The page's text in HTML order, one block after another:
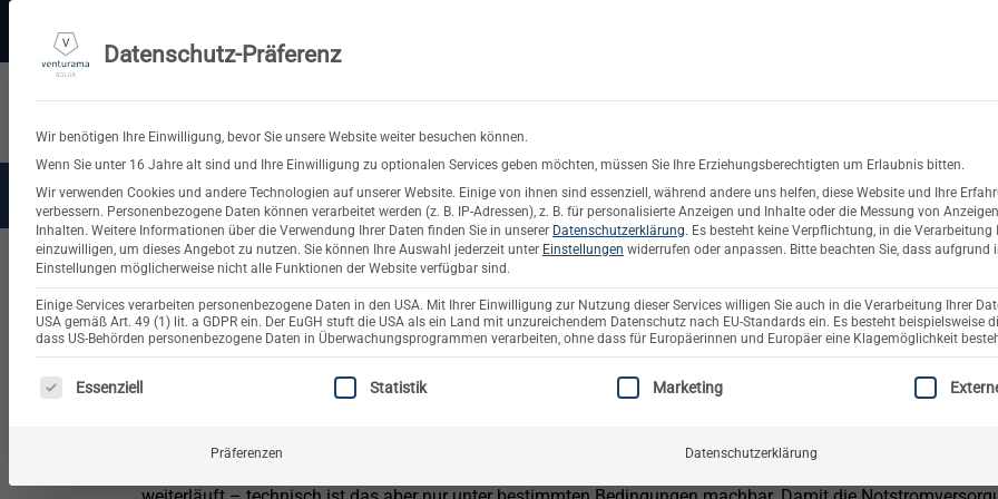
springen
PV-3D-Planungstool
Suchen
Solaranlagen Balkonkraftwerke Solarzaun & Fassade Unterkonstruktion
Notstromversorgung mit Photovoltaik – was
Datenschutz-Präferenz
Wir benötigen Ihre Einwilligung, bevor Sie unsere Website weiter besuchen können.
Wenn Sie unter 16 Jahre alt sind und Ihre Einwilligung zu optionalen Services geben möchten, müssen Sie Ihre Erziehungsberechtigten um Erlaubnis bitten.
Wir verwenden Cookies und andere Technologien auf unserer Website. Einige von ihnen sind essenziell, während andere uns helfen, diese Website und Ihre
verbessern. Personenbezogene Daten können verarbeitet werden (z. B. IP-Adressen), z. B. für personalisierte Anzeigen und Inhalte oder die Messung von
Inhalten. Weitere Informationen über die Verwendung Ihrer Daten finden Sie in unserer Datenschutzerklärung. Es besteht keine Verpflichtung, in die Verarbeitung
einzuwilligen, um dieses Angebot zu nutzen. Sie können Ihre Auswahl jederzeit unter Einstellungen widerrufen oder anpassen. Bitte beachten Sie, dass aufgrund
Einstellungen möglicherweise nicht alle Funktionen der Website verfügbar sind.
Einige Services verarbeiten personenbezogene Daten in den USA. Mit Ihrer Einwilligung zur Nutzung dieser Services willigen Sie auch in die Verarbeitung Ihrer
USA gemäß Art. 49 (1) lit. a GDPR ein. Der EuGH stuft die USA als ein Land mit unzureichendem Datenschutz nach EU-Standards ein. Es besteht beispielsweise
dass US-Behörden personenbezogene Daten in Überwachungsprogrammen verarbeiten, ohne dass für Europäerinnen und Europäer eine Klagemöglichkeit
ES FOLGT EINE LISTE DER SERVICE-GRUPPEN, FÜR DIE EINE EINWILLIGUNG ERTEILT WERDEN KANN. DIE ERSTE
Essenziell Statistik Marketing
Präferenzen Datenschutzerklärung